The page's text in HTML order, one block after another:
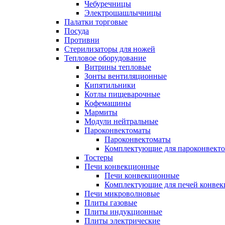
Чебуречницы
Электрошашлычницы
Палатки торговые
Посуда
Противни
Стерилизаторы для ножей
Тепловое оборудование
Витрины тепловые
Зонты вентиляционные
Кипятильники
Котлы пищеварочные
Кофемашины
Мармиты
Модули нейтральные
Пароконвектоматы
Пароконвектоматы
Комплектующие для
Тостеры
Печи конвекционные
Печи конвекционные
Комплектующие для печей
Печи микроволновые
Плиты газовые
Плиты индукционные
Плиты электрические